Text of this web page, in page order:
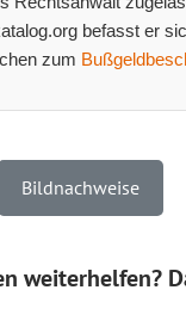
befasst er
zum
Bildnachweise
weiterhelfen?